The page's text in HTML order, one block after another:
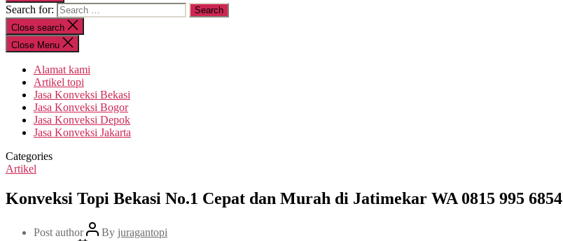
Search for:
Close search
Close Menu
Alamat kami
Artikel topi
Jasa Konveksi Bekasi
Jasa Konveksi Bogor
Jasa Konveksi Depok
Jasa Konveksi Jakarta
Categories
Artikel
Konveksi Topi Bekasi No.1 Cepat dan Murah di Jatimekar WA 0815 995 6854
Post author By juragantopi